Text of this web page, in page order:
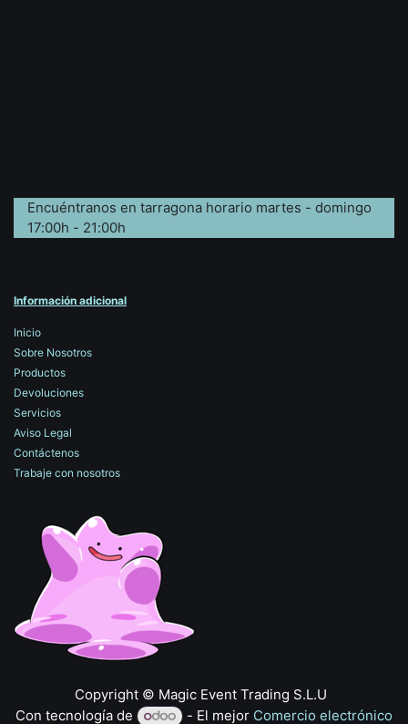
Encuéntranos en tarragona horario martes - domingo
17:00h - 21:00h
Información adicional
Inicio
Sobre Nosotros
Productos
Devoluciones
Servicios
Aviso Legal
Contáctenos
Trabaje con nosotros
​Copyright © Magic Event Trading S.L.U
Con tecnología de
- El mejor Comercio electrónico